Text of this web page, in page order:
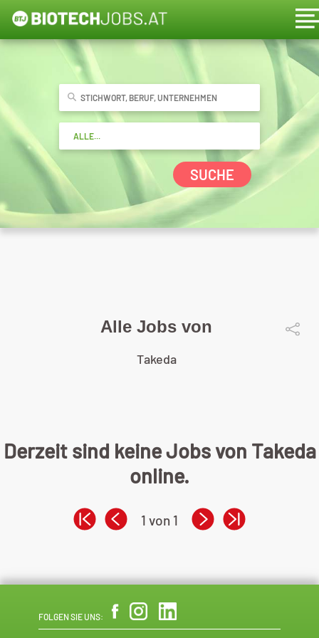
SUCHE
Alle Jobs von
Takeda
Derzeit sind keine Jobs von Takeda
online.
1 von 1
FOLGEN SIE UNS: